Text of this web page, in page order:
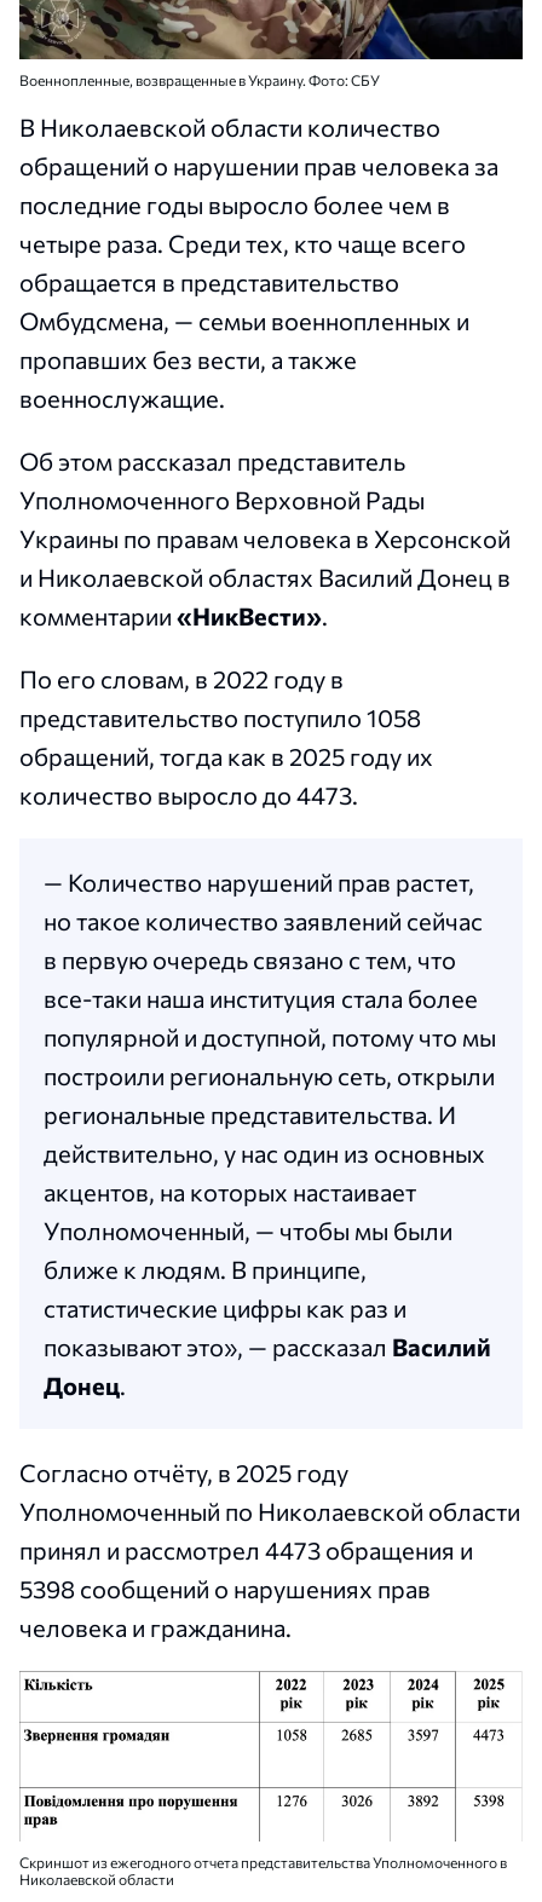
Военнопленные, возвращенные в Украину. Фото: СБУ
В Николаевской области количество
обращений о нарушении прав человека за
последние годы выросло более чем в
четыре раза. Среди тех, кто чаще всего
обращается в представительство
Омбудсмена, — семьи военнопленных и
пропавших без вести, а также
военнослужащие.
Об этом рассказал представитель
Уполномоченного Верховной Рады
Украины по правам человека в Херсонской
и Николаевской областях Василий Донец в
комментарии «НикВести».
По его словам, в 2022 году в
представительство поступило 1058
обращений, тогда как в 2025 году их
количество выросло до 4473.
— Количество нарушений прав растет,
но такое количество заявлений сейчас
в первую очередь связано с тем, что
все-таки наша институция стала более
популярной и доступной, потому что мы
построили региональную сеть, открыли
региональные представительства. И
действительно, у нас один из основных
акцентов, на которых настаивает
Уполномоченный, — чтобы мы были
ближе к людям. В принципе,
статистические цифры как раз и
показывают это», — рассказал Василий
Донец.
Согласно отчёту, в 2025 году
Уполномоченный по Николаевской области
принял и рассмотрел 4473 обращения и
5398 сообщений о нарушениях прав
человека и гражданина.
Скриншот из ежегодного отчета представительства Уполномоченного в
Николаевской области